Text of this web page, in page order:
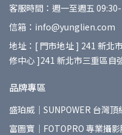
客服時間：週一至週五
信箱：info@yunglien.com
地址：[ 門市地址 ] 241 新
修中心 ]241 新北市三重區自
品牌專區
盛珀威｜SUNPOWER 台灣頂
富圖寶｜FOTOPRO 專業攝